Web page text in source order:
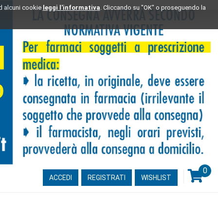
alcuni cookie leggi l'informativa. Cliccando su "OK" o proseguendo la
ACCEDI REGISTRATI WISHLIST
0